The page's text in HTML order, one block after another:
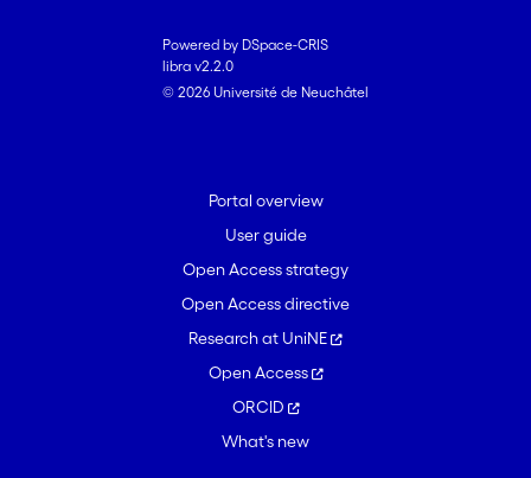
Powered by DSpace-CRIS
libra v2.2.0
© 2026 Université de Neuchâtel
Portal overview
User guide
Open Access strategy
Open Access directive
Research at UniNE
Open Access
ORCID
What's new